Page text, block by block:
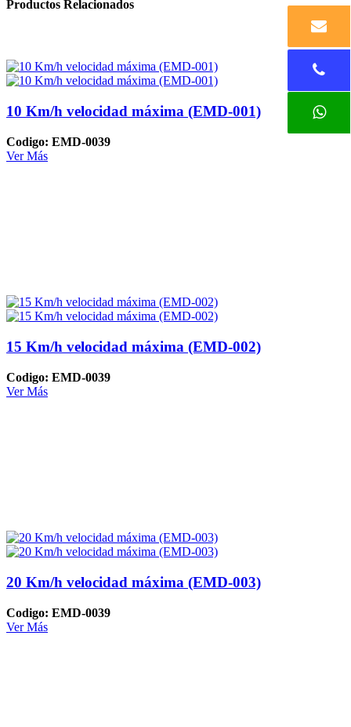
Productos Relacionados
10 Km/h velocidad máxima (EMD-001)
Codigo: EMD-0039
Ver Más
15 Km/h velocidad máxima (EMD-002)
Codigo: EMD-0039
Ver Más
20 Km/h velocidad máxima (EMD-003)
Codigo: EMD-0039
Ver Más